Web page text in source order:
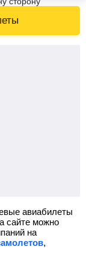
авиабилеты
сайте можно
на
,